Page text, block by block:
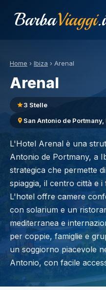
BarbaViaggi
Home › Ibiza › Arenal
Arenal
3 Stelle
San Antonio de
L'Hotel Arenal è una
Antonio de Portmany, a
strategica che permette
spiaggia, il centro città e
L'hotel offre camere
con solarium e un
mediterranea e
per coppie, famiglie e
un soggiorno piacevole
Antonio, con facile